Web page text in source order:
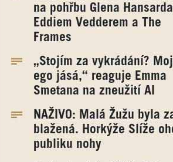
na pohřbu Glena
Eddiem Vedderem a The
Frames
„Stojím za vykrádání?
ego jásá,“ reaguje Emma
Smetana na zneužití AI
NAŽIVO: Malá Žužu byla
blažená. Horkýže Slíže
publiku nohy